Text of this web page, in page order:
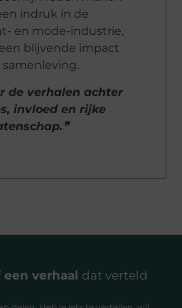
indruk in de
en mode-industrie,
blijvende impact
samenleving.
de verhalen achter
invloed en rijke
een verhaal dat verteld